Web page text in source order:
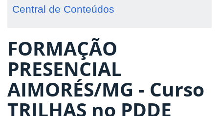
Central de Conteúdos
FORMAÇÃO
PRESENCIAL
AIMORÉS/MG - Curso
TRILHAS no PDDE